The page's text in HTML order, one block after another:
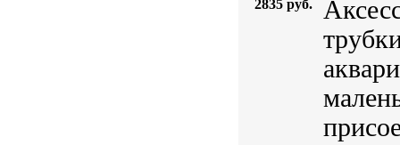
2835 руб.